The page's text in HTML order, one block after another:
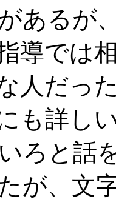
あるが
導では
人だっ
も詳し
ろと話
が、文